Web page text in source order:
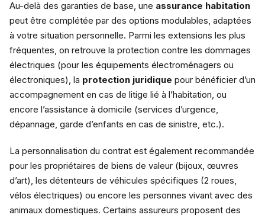
Au-delà des garanties de base, une assurance habitation
peut être complétée par des options modulables, adaptées
à votre situation personnelle. Parmi les extensions les plus
fréquentes, on retrouve la protection contre les dommages
électriques (pour les équipements électroménagers ou
électroniques), la protection juridique pour bénéficier d’un
accompagnement en cas de litige lié à l’habitation, ou
encore l’assistance à domicile (services d’urgence,
dépannage, garde d’enfants en cas de sinistre, etc.).
La personnalisation du contrat est également recommandée
pour les propriétaires de biens de valeur (bijoux, œuvres
d’art), les détenteurs de véhicules spécifiques (2 roues,
vélos électriques) ou encore les personnes vivant avec des
animaux domestiques. Certains assureurs proposent des